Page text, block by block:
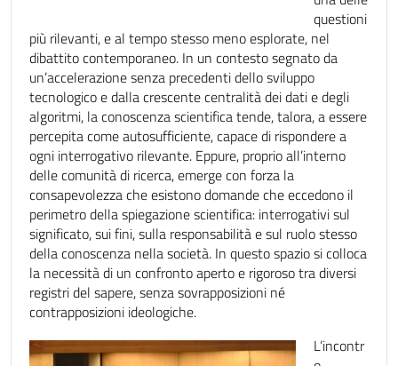
questioni
più rilevanti, e al tempo stesso meno esplorate, nel
dibattito contemporaneo. In un contesto segnato da
un’accelerazione senza precedenti dello sviluppo
tecnologico e dalla crescente centralità dei dati e degli
algoritmi, la conoscenza scientifica tende, talora, a essere
percepita come autosufficiente, capace di rispondere a
ogni interrogativo rilevante. Eppure, proprio all’interno
delle comunità di ricerca, emerge con forza la
consapevolezza che esistono domande che eccedono il
perimetro della spiegazione scientifica: interrogativi sul
significato, sui fini, sulla responsabilità e sul ruolo stesso
della conoscenza nella società. In questo spazio si colloca
la necessità di un confronto aperto e rigoroso tra diversi
registri del sapere, senza sovrapposizioni né
contrapposizioni ideologiche.
L’incontr